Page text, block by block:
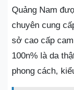
Quảng Nam
chuyên cung
sở cao cấp
100n% là da
phong cách,